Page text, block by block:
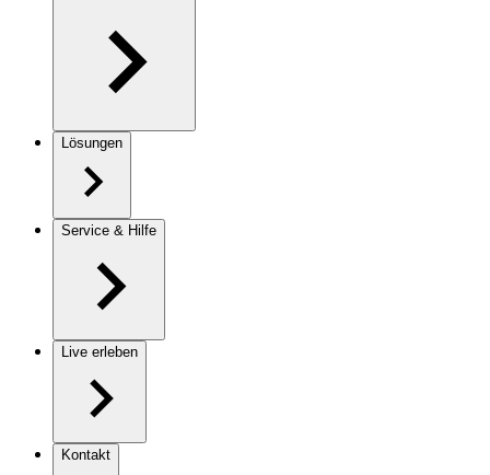
Lösungen
Service & Hilfe
Live erleben
Kontakt